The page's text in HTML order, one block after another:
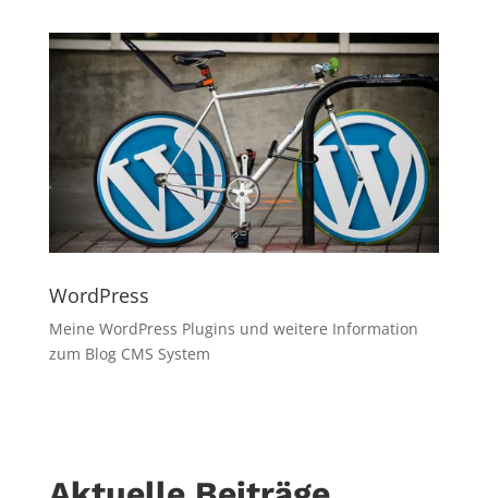
WordPress
Meine WordPress Plugins und weitere Information
zum Blog CMS System